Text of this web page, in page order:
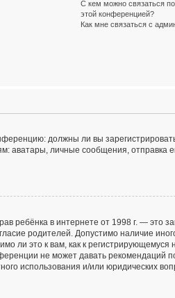
С кем можно связаться
этой конференцией?
Как мне связаться с
должны ли вы
личные сообщения, отправка
ребёнка в интернете от 1998 г. —
родителей. Допустимо наличие
ли это к вам, как к
не может давать
использования и/или юридических